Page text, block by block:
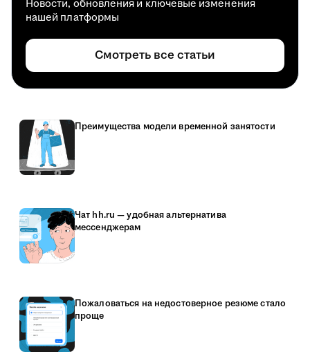
Новости, обновления и ключевые изменения
нашей платформы
Смотреть все статьи
Преимущества модели временной занятости
Чат hh.ru — удобная альтернатива
мессенджерам
Пожаловаться на недостоверное резюме стало
проще